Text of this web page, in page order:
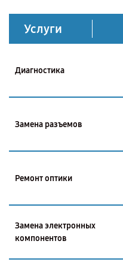
Услуги
Диагностика
Замена разъемов
Ремонт оптики
Замена электронных
компонентов